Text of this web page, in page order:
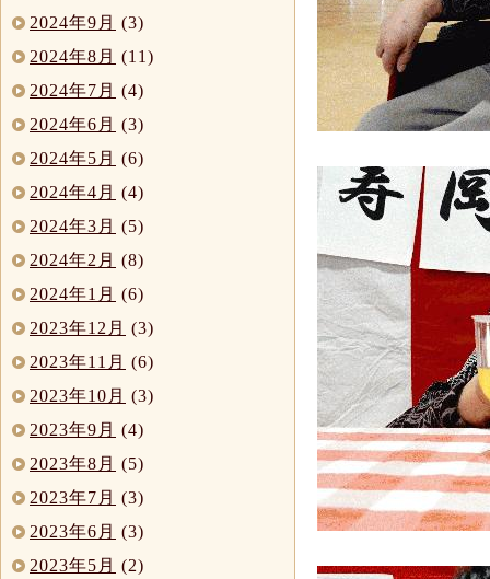
2024年9月 (3)
2024年8月 (11)
2024年7月 (4)
2024年6月 (3)
2024年5月 (6)
2024年4月 (4)
2024年3月 (5)
2024年2月 (8)
2024年1月 (6)
2023年12月 (3)
2023年11月 (6)
2023年10月 (3)
2023年9月 (4)
2023年8月 (5)
2023年7月 (3)
2023年6月 (3)
2023年5月 (2)